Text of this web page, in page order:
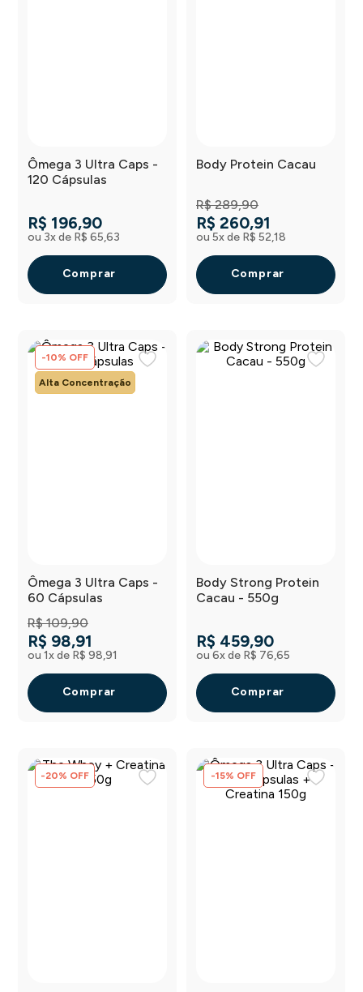
Ômega 3 Ultra Caps -
120 Cápsulas
R$ 196,90
ou 3x de R$ 65,63
Comprar
Body Protein Cacau
R$ 289,90
R$ 260,91
ou 5x de R$ 52,18
Comprar
Ômega 3 Ultra Caps -
60 Cápsulas
-10% OFF
Alta Concentração
R$ 109,90
R$ 98,91
ou 1x de R$ 98,91
Comprar
Body Strong Protein
Cacau - 550g
R$ 459,90
ou 6x de R$ 76,65
Comprar
-20% OFF -15% OFF